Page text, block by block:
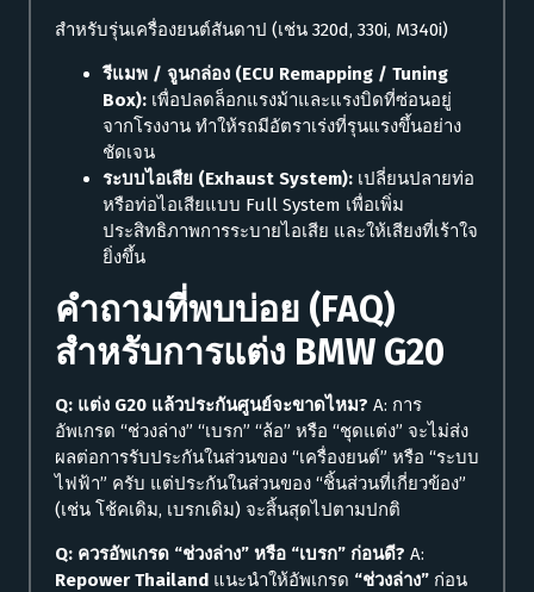
สำหรับรุ่นเครื่องยนต์สันดาป (เช่น 320d, 330i, M340i)
รีแมพ / จูนกล่อง (ECU Remapping / Tuning
Box): เพื่อปลดล็อกแรงม้าและแรงบิดที่ซ่อนอยู่
จากโรงงาน ทำให้รถมีอัตราเร่งที่รุนแรงขึ้นอย่าง
ชัดเจน
ระบบไอเสีย (Exhaust System): เปลี่ยนปลายท่อ
หรือท่อไอเสียแบบ Full System เพื่อเพิ่ม
ประสิทธิภาพการระบายไอเสีย และให้เสียงที่เร้าใจ
ยิ่งขึ้น
คำถามที่พบบ่อย (FAQ)
สำหรับการแต่ง BMW G20
Q: แต่ง G20 แล้วประกันศูนย์จะขาดไหม? A: การ
อัพเกรด “ช่วงล่าง” “เบรก” “ล้อ” หรือ “ชุดแต่ง” จะไม่ส่ง
ผลต่อการรับประกันในส่วนของ “เครื่องยนต์” หรือ “ระบบ
ไฟฟ้า” ครับ แต่ประกันในส่วนของ “ชิ้นส่วนที่เกี่ยวข้อง”
(เช่น โช้คเดิม, เบรกเดิม) จะสิ้นสุดไปตามปกติ
Q: ควรอัพเกรด “ช่วงล่าง” หรือ “เบรก” ก่อนดี? A:
Repower Thailand แนะนำให้อัพเกรด “ช่วงล่าง” ก่อน